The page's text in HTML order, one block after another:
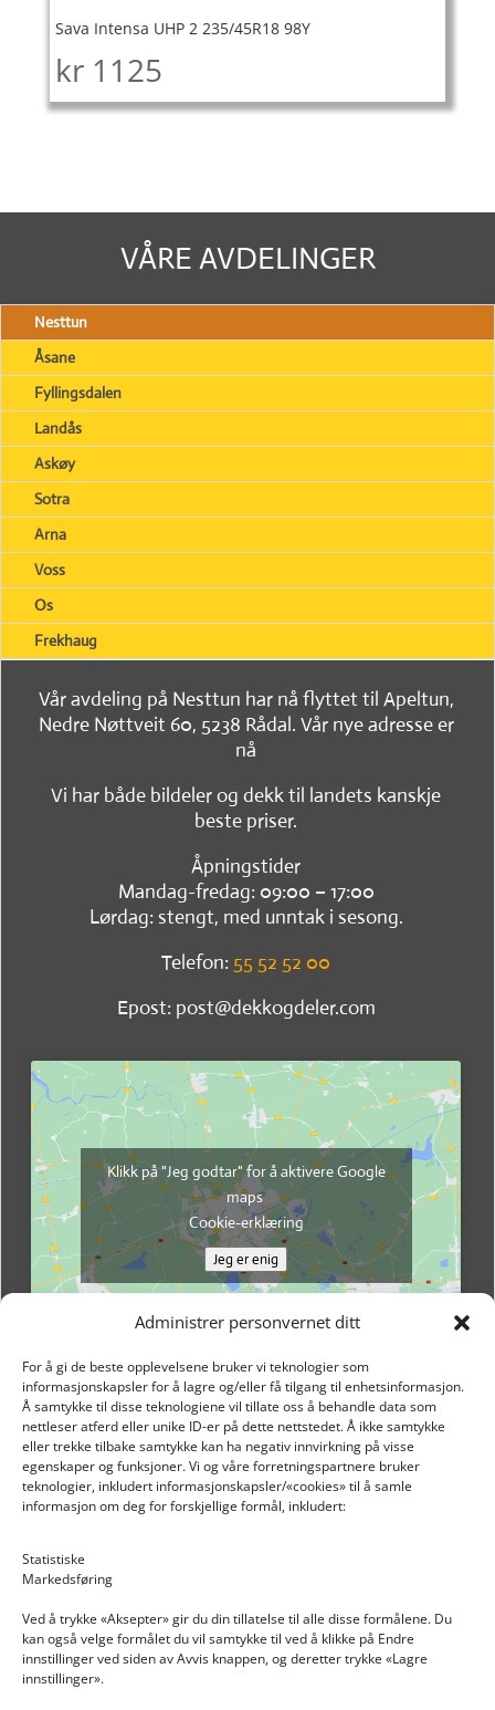
Administrer personvernet ditt
For å gi de beste opplevelsene bruker vi teknologier som
informasjonskapsler for å lagre og/eller få tilgang til enhetsinformasjon.
Å samtykke til disse teknologiene vil tillate oss å behandle data som
nettleser atferd eller unike ID-er på dette nettstedet. Å ikke samtykke
eller trekke tilbake samtykke kan ha negativ innvirkning på visse
egenskaper og funksjoner. Vi og våre forretningspartnere bruker
teknologier, inkludert informasjonskapsler/«cookies» til å samle
informasjon om deg for forskjellige formål, inkludert:
Statistiske
Markedsføring
Ved å trykke «Aksepter» gir du din tillatelse til alle disse formålene. Du
kan også velge formålet du vil samtykke til ved å klikke på Endre
innstillinger ved siden av Avvis knappen, og deretter trykke «Lagre
innstillinger».
Sava Intensa UHP 2 235/45R18 98Y
kr 1125
VÅRE AVDELINGER
Nesttun
Åsane
Fyllingsdalen
Landås
Askøy
Sotra
Arna
Voss
Os
Frekhaug
Vår avdeling på Nesttun har nå flyttet til Apeltun,
Nedre Nøttveit 60, 5238 Rådal. Vår nye adresse er
nå
Vi har både bildeler og dekk til landets kanskje
beste priser.
Åpningstider
Mandag-fredag: 09:00 – 17:00
Lørdag: stengt, med unntak i sesong.
Telefon: 55 52 52 00
Epost: post@dekkogdeler.com
Klikk på "Jeg godtar" for å aktivere Google
maps
Cookie-erklæring
Jeg er enig